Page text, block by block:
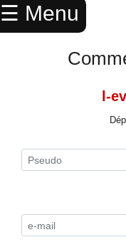
☰ Menu
ANNUAIRE
SPORTS
RESTAURANTS
avis
l-